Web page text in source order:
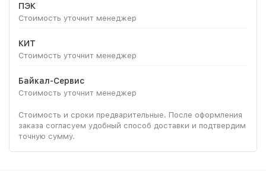
ПЭК
Стоимость уточнит менеджер
КИТ
Стоимость уточнит менеджер
Байкал-Сервис
Стоимость уточнит менеджер
Стоимость и сроки предварительные. После оформления
заказа согласуем удобный способ доставки и подтвердим
точную сумму.